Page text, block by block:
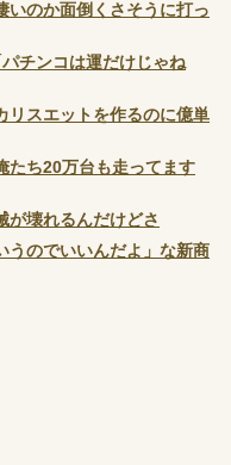
いのか面倒くさそうに打っ
チンコは運だけじゃね
リスエットを作るのに億単
たち20万台も走ってます
が壊れるんだけどさ
うのでいいんだよ」な新商